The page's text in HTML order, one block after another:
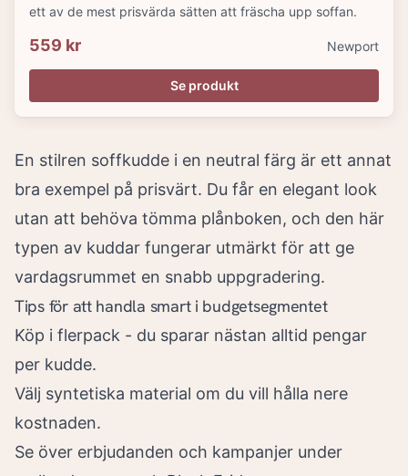
ett av de mest prisvärda sätten att fräscha upp soffan.
559 kr Newport
Se produkt
En stilren soffkudde i en neutral färg är ett annat
bra exempel på prisvärt. Du får en elegant look
utan att behöva tömma plånboken, och den här
typen av kuddar fungerar utmärkt för att ge
vardagsrummet en snabb uppgradering.
Tips för att handla smart i budgetsegmentet
Köp i flerpack - du sparar nästan alltid pengar
per kudde.
Välj syntetiska material om du vill hålla nere
kostnaden.
Se över erbjudanden och kampanjer under